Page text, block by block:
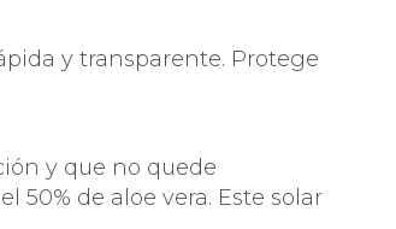
y transparente. Protege
y que no quede
50% de aloe vera. Este solar